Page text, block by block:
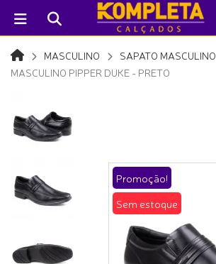
MASCULINO SAPATO MASCULINO
MASCULINO PIPPER DUKE - PRETO
Promoção!
Sem estoque